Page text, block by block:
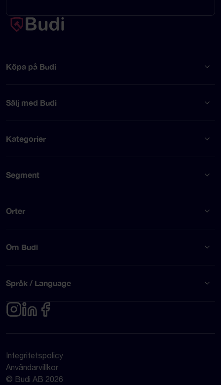
Köpa på Budi
Sälj med Budi
Kategorier
Segment
Orter
Om Budi
Språk / Language
Integritetspolicy
Användarvillkor
© Budi AB 2026